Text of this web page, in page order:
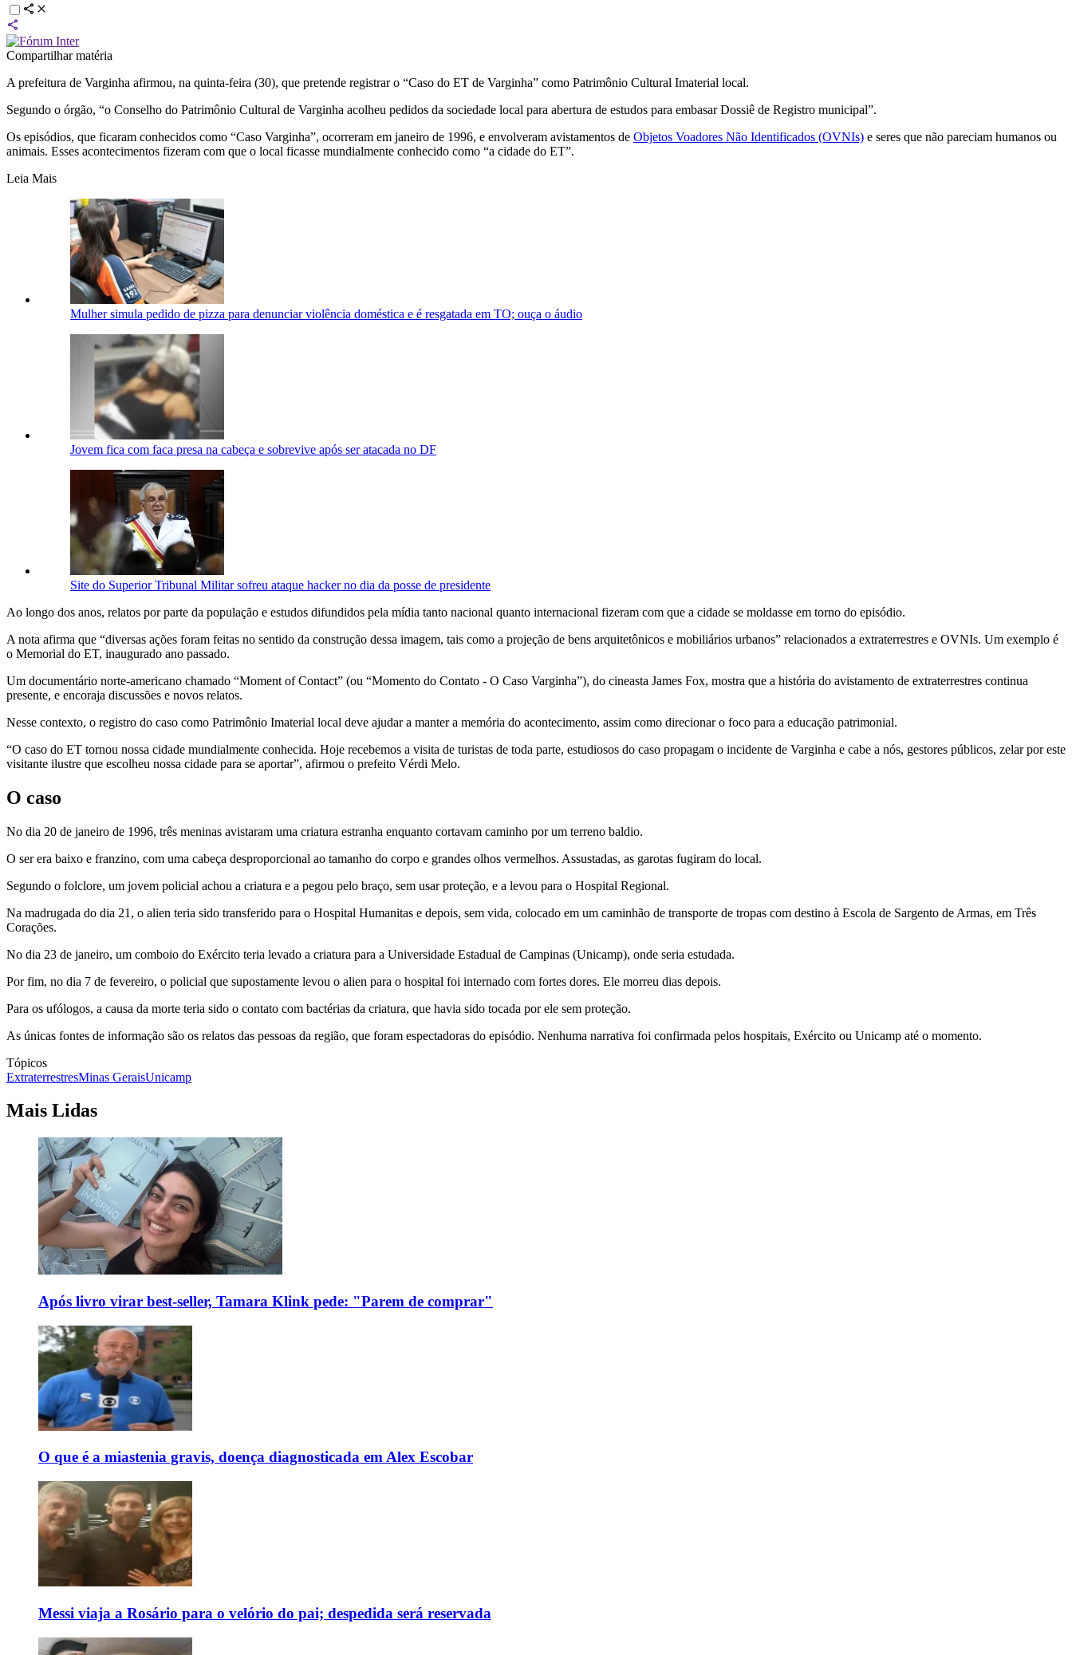
Compartilhar matéria
A prefeitura de Varginha afirmou, na quinta-feira (30), que pretende registrar o “Caso do ET de Varginha” como Patrimônio Cultural Imaterial local.
Segundo o órgão, “o Conselho do Patrimônio Cultural de Varginha acolheu pedidos da sociedade local para abertura de estudos para embasar Dossiê de Registro municipal”.
Os episódios, que ficaram conhecidos como “Caso Varginha”, ocorreram em janeiro de 1996, e envolveram avistamentos de Objetos Voadores Não Identificados (OVNIs) e seres que não pareciam humanos ou
animais. Esses acontecimentos fizeram com que o local ficasse mundialmente conhecido como “a cidade do ET”.
Leia Mais
Mulher simula pedido de pizza para denunciar violência doméstica e é resgatada em TO; ouça o áudio
Jovem fica com faca presa na cabeça e sobrevive após ser atacada no DF
Site do Superior Tribunal Militar sofreu ataque hacker no dia da posse de presidente
Ao longo dos anos, relatos por parte da população e estudos difundidos pela mídia tanto nacional quanto internacional fizeram com que a cidade se moldasse em torno do episódio.
A nota afirma que “diversas ações foram feitas no sentido da construção dessa imagem, tais como a projeção de bens arquitetônicos e mobiliários urbanos” relacionados a extraterrestres e OVNIs. Um exemplo é
o Memorial do ET, inaugurado ano passado.
Um documentário norte-americano chamado “Moment of Contact” (ou “Momento do Contato - O Caso Varginha”), do cineasta James Fox, mostra que a história do avistamento de extraterrestres continua
presente, e encoraja discussões e novos relatos.
Nesse contexto, o registro do caso como Patrimônio Imaterial local deve ajudar a manter a memória do acontecimento, assim como direcionar o foco para a educação patrimonial.
“O caso do ET tornou nossa cidade mundialmente conhecida. Hoje recebemos a visita de turistas de toda parte, estudiosos do caso propagam o incidente de Varginha e cabe a nós, gestores públicos, zelar por este
visitante ilustre que escolheu nossa cidade para se aportar”, afirmou o prefeito Vérdi Melo.
O caso
No dia 20 de janeiro de 1996, três meninas avistaram uma criatura estranha enquanto cortavam caminho por um terreno baldio.
O ser era baixo e franzino, com uma cabeça desproporcional ao tamanho do corpo e grandes olhos vermelhos. Assustadas, as garotas fugiram do local.
Segundo o folclore, um jovem policial achou a criatura e a pegou pelo braço, sem usar proteção, e a levou para o Hospital Regional.
Na madrugada do dia 21, o alien teria sido transferido para o Hospital Humanitas e depois, sem vida, colocado em um caminhão de transporte de tropas com destino à Escola de Sargento de Armas, em Três
Corações.
No dia 23 de janeiro, um comboio do Exército teria levado a criatura para a Universidade Estadual de Campinas (Unicamp), onde seria estudada.
Por fim, no dia 7 de fevereiro, o policial que supostamente levou o alien para o hospital foi internado com fortes dores. Ele morreu dias depois.
Para os ufólogos, a causa da morte teria sido o contato com bactérias da criatura, que havia sido tocada por ele sem proteção.
As únicas fontes de informação são os relatos das pessoas da região, que foram espectadoras do episódio. Nenhuma narrativa foi confirmada pelos hospitais, Exército ou Unicamp até o momento.
Tópicos
ExtraterrestresMinas GeraisUnicamp
Mais Lidas
Após livro virar best-seller, Tamara Klink pede: "Parem de comprar"
O que é a miastenia gravis, doença diagnosticada em Alex Escobar
Messi viaja a Rosário para o velório do pai; despedida será reservada